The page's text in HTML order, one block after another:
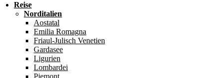
Reise
Norditalien
Aostatal
Emilia Romagna
Friaul-Julisch Venetien
Gardasee
Ligurien
Lombardei
Piemont